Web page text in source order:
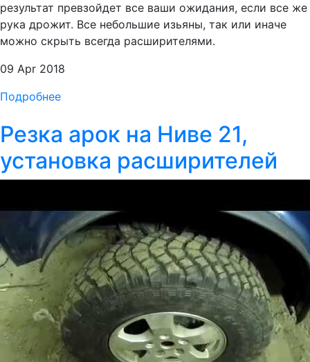
результат превзойдет все ваши ожидания, если все же
рука дрожит. Все небольшие изьяны, так или иначе
можно скрыть всегда расширителями.
09 Apr 2018
Подробнее
Резка арок на Ниве 21,
установка расширителей